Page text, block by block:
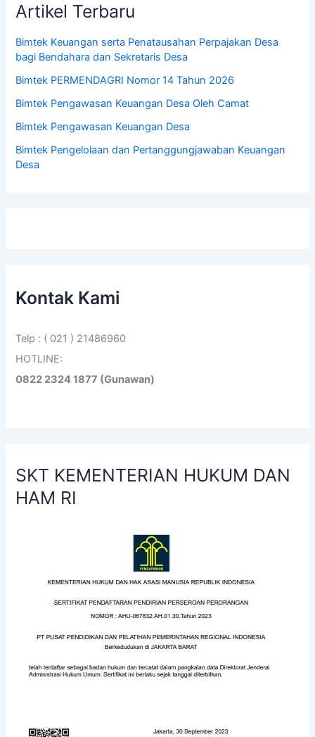
Artikel Terbaru
Bimtek Keuangan serta Penatausahan Perpajakan Desa
bagi Bendahara dan Sekretaris Desa
Bimtek PERMENDAGRI Nomor 14 Tahun 2026
Bimtek Pengawasan Keuangan Desa Oleh Camat
Bimtek Pengawasan Keuangan Desa
Bimtek Pengelolaan dan Pertanggungjawaban Keuangan
Desa
Kontak Kami
Telp : ( 021 ) 21486960
HOTLINE:
0822 2324 1877 (Gunawan)
SKT KEMENTERIAN HUKUM DAN
HAM RI